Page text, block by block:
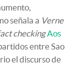
señala a Verne
checkingAos
entre Sao
el discurso de